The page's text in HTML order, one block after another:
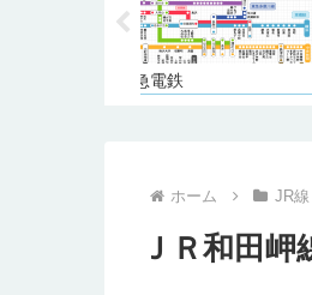
阪神電気鉄道
ホーム JR線
ＪＲ和田岬